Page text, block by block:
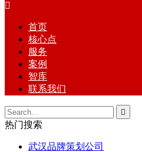

首页
核心点
服务
案例
智库
联系我们

热门搜索
武汉品牌策划公司